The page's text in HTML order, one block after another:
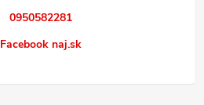
0950582281
Facebook naj.sk